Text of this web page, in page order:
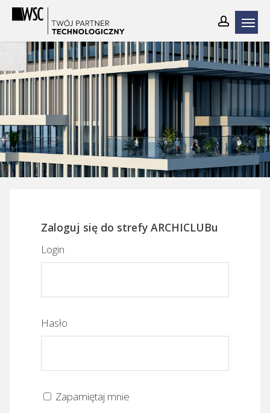
Skip
main
content
Zaloguj się do strefy ARCHICLUBu
Login
Hasło
Zapamiętaj mnie